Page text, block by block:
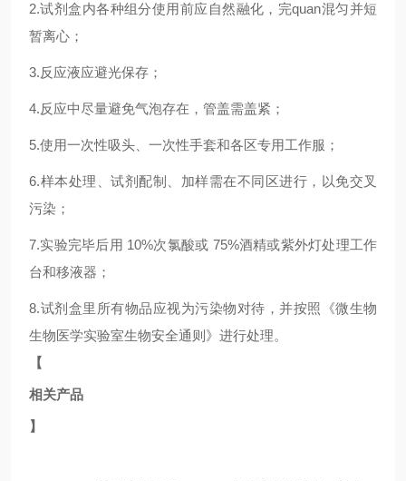
2.试剂盒内各种组分使用前应自然融化，完quan混匀并短
暂离心；
3.反应液应避光保存；
4.反应中尽量避免气泡存在，管盖需盖紧；
5.使用一次性吸头、一次性手套和各区专用工作服；
6.样本处理、试剂配制、加样需在不同区进行，以免交叉
污染；
7.实验完毕后用 10%次氯酸或 75%酒精或紫外灯处理工作
台和移液器；
8.试剂盒里所有物品应视为污染物对待，并按照《微生物
生物医学实验室生物安全通则》进行处理。
【
相关产品
】